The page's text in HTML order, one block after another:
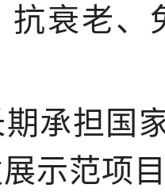
抗衰老
承担国
示范项